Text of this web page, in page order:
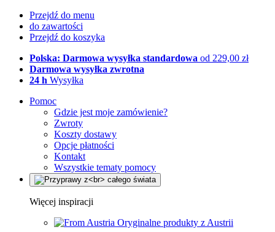
Przejdź do menu
do zawartości
Przejdź do koszyka
Polska: Darmowa wysyłka standardowa od 229,00 zł
Darmowa wysyłka zwrotna
24 h Wysyłka
Pomoc
Gdzie jest moje zamówienie?
Zwroty
Koszty dostawy
Opcje płatności
Kontakt
Wszystkie tematy pomocy
Więcej inspiracji
Oryginalne produkty z Austrii